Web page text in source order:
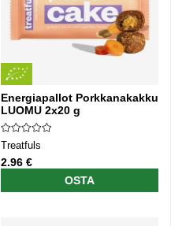
Energiapallot Porkkanakakku
LUOMU 2x20 g
Treatfuls
2.96 €
OSTA